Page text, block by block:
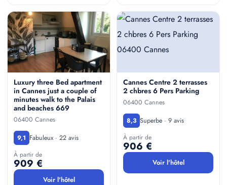
Luxury three Bed apartment
in Cannes just a couple of
minutes walk to the Palais
and beaches 669
06400 Cannes
9,1 Fabuleux · 22 avis
À partir de
909 €
Voir l'hôtel
Cannes Centre 2 terrasses
2 chbres 6 Pers Parking
06400 Cannes
8,3 Superbe · 9 avis
À partir de
906 €
Voir l'hôtel